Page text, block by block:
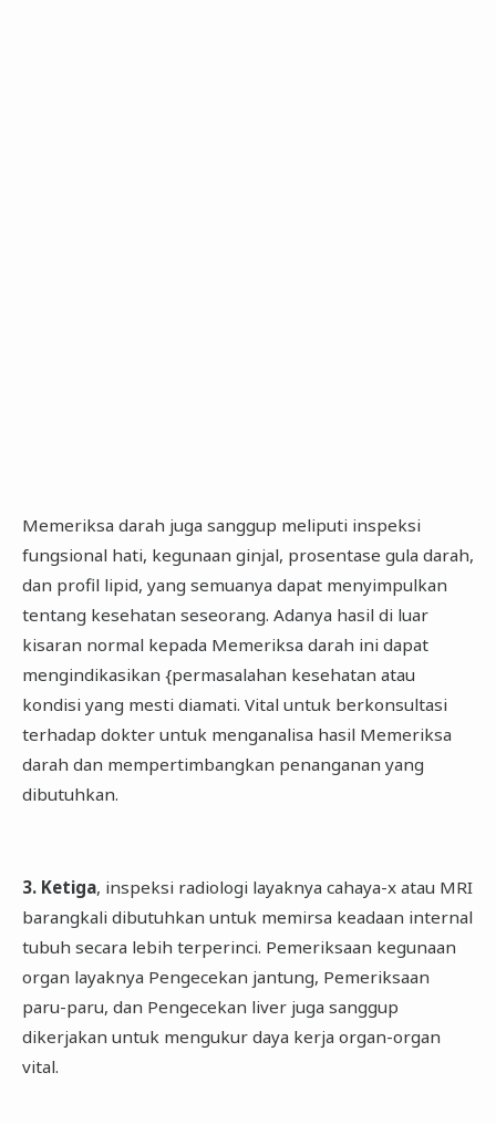
Memeriksa darah juga sanggup meliputi inspeksi
fungsional hati, kegunaan ginjal, prosentase gula darah,
dan profil lipid, yang semuanya dapat menyimpulkan
tentang kesehatan seseorang. Adanya hasil di luar
kisaran normal kepada Memeriksa darah ini dapat
mengindikasikan {permasalahan kesehatan atau
kondisi yang mesti diamati. Vital untuk berkonsultasi
terhadap dokter untuk menganalisa hasil Memeriksa
darah dan mempertimbangkan penanganan yang
dibutuhkan.
3. Ketiga, inspeksi radiologi layaknya cahaya-x atau MRI
barangkali dibutuhkan untuk memirsa keadaan internal
tubuh secara lebih terperinci. Pemeriksaan kegunaan
organ layaknya Pengecekan jantung, Pemeriksaan
paru-paru, dan Pengecekan liver juga sanggup
dikerjakan untuk mengukur daya kerja organ-organ
vital.